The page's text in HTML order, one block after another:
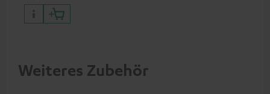
Weiteres Zubehör